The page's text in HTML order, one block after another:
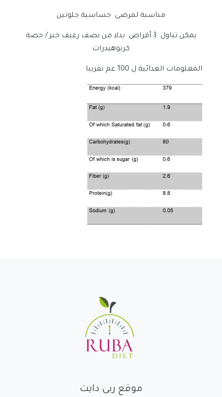
مناسبة لمرضى حساسية جلوتين
يمكن تناول 3 أقراص بدلا من نصف رغيف خبز / حصة
كربوهيدرات
المعلومات الغذائية ل 100 غم تقريبا
موقع ربى دايت